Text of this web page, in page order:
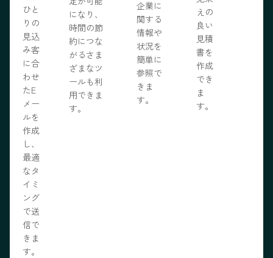
ひと
りの
見込
み客
に合
わせ
たE
メー
ルを
作成
し、
最適
なタ
イミ
ング
で送
信で
きま
す。
になり、
時間の節
約につな
がるさま
ざまなツ
ールも利
用できま
す。
企業に
関する
情報や
状況を
簡単に
参照で
きま
す。
えの
良い
見積
書を
作成
でき
ま
す。